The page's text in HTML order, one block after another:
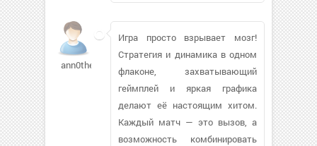
ann0ther423
Игра просто взрывает мозг!
Стратегия и динамика в одном
флаконе, захватывающий
геймплей и яркая графика
делают её настоящим хитом.
Каждый матч — это вызов, а
возможность комбинировать